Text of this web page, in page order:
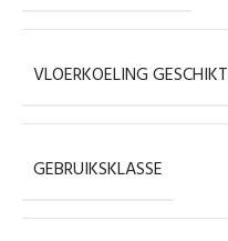
VLOERKOELING GESCHIKT
GEBRUIKSKLASSE